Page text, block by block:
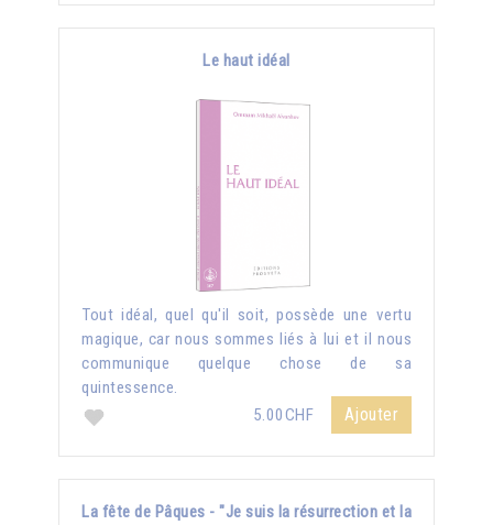
Le haut idéal
Tout idéal, quel qu'il soit, possède une vertu
magique, car nous sommes liés à lui et il nous
communique quelque chose de sa
quintessence.
5.00CHF
Ajouter
La fête de Pâques - "Je suis la résurrection et la